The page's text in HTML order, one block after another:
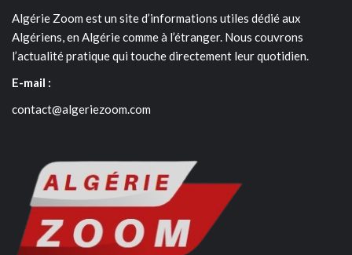
Algérie Zoom est un site d’informations utiles dédié aux
Algériens, en Algérie comme à l’étranger. Nous couvrons
l’actualité pratique qui touche directement leur quotidien.
E-mail :
contact@algeriezoom.com